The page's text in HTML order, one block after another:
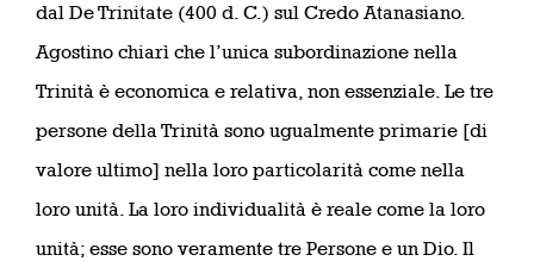
dal De Trinitate (400 d. C.) sul Credo Atanasiano.
Agostino chiarì che l’unica subordinazione nella
Trinità è economica e relativa, non essenziale. Le tre
persone della Trinità sono ugualmente primarie [di
valore ultimo] nella loro particolarità come nella
loro unità. La loro individualità è reale come la loro
unità; esse sono veramente tre Persone e un Dio. Il